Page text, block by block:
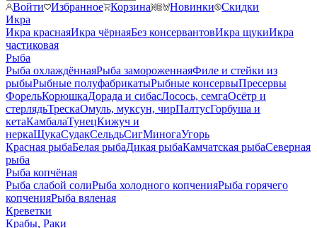
Войти Избранное Корзина Новинки Скидки
Икра
Икра краснаяИкра чёрнаяБез консервантовИкра щукиИкра
частиковая
Рыба
Рыба охлаждённаяРыба замороженнаяФиле и стейки из
рыбыРыбные полуфабрикатыРыбные консервыПресервы
ФорельКорюшкаДорада и сибасЛосось, семгаОсётр и
стерлядьТрескаОмуль, муксун, чирПалтусГорбуша и
кетаКамбалаТунецКижуч и
неркаЩукаСудакСельдьСигМиногаУгорь
Красная рыбаБелая рыбаДикая рыбаКамчатская рыбаСеверная
рыба
Рыба копчёная
Рыба слабой солиРыба холодного копченияРыба горячего
копченияРыба вяленая
Креветки
Крабы, Раки